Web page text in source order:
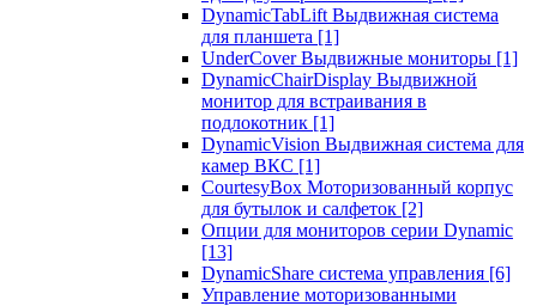
DynamicTabLift Выдвижная система
для планшета [1]
UnderCover Выдвижные мониторы [1]
DynamicChairDisplay Выдвижной
монитор для встраивания в
подлокотник [1]
DynamicVision Выдвижная система для
камер ВКС [1]
CourtesyBox Моторизованный корпус
для бутылок и салфеток [2]
Опции для мониторов серии Dynamic
[13]
DynamicShare система управления [6]
Управление моторизованными